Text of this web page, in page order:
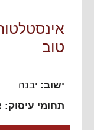
טוב
ישוב: יבנה
תחומי עיסוק: